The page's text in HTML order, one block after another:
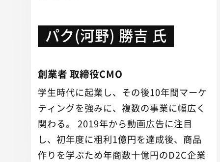
パク(河野) 勝吉 氏
創業者 取締役CMO
学生時代に起業し、その後10年間マーケ
ティングを強みに、複数の事業に幅広く
関わる。 2019年から動画広告に注目
し、初年度に粗利1億円を達成後、商品
作りを学ぶため年商数十億円のD2C企業